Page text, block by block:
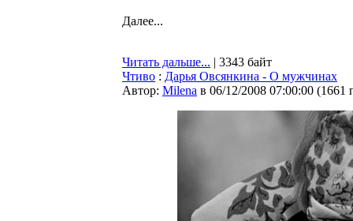
Далее...
Читать дальше... | 3343 байт
Чтиво : Дарья Овсянкина - О мужчинах
Автор: Milena в 06/12/2008 07:00:00 (1661